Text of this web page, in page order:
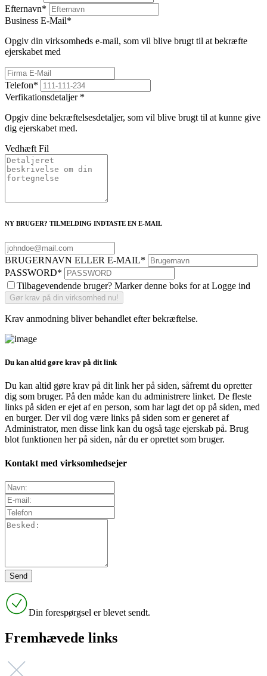
Efternavn*
Business E-Mail*
Opgiv din virksomheds e-mail, som vil blive brugt til at bekræfte
ejerskabet med
Telefon*
Verfikationsdetaljer *
Opgiv dine bekræftelsesdetaljer, som vil blive brugt til at kunne give
dig ejerskabet med.
Vedhæft Fil
NY BRUGER? TILMELDING INDTASTE EN E-MAIL
BRUGERNAVN ELLER E-MAIL*
PASSWORD*
Tilbagevendende bruger? Marker denne boks for at Logge ind
Krav anmodning bliver behandlet efter bekræftelse.
Du kan altid gøre krav på dit link
Du kan altid gøre krav på dit link her på siden, såfremt du opretter
dig som bruger. På den måde kan du administrere linket. De fleste
links på siden er ejet af en person, som har lagt det op på siden, med
en burger. Der vil dog være links på siden som er generet af
Administrator, men disse link kan du også tage ejerskab på. Brug
blot funktionen her på siden, når du er oprettet som bruger.
Kontakt med virksomhedsejer
Din forespørgsel er blevet sendt.
Fremhævede links